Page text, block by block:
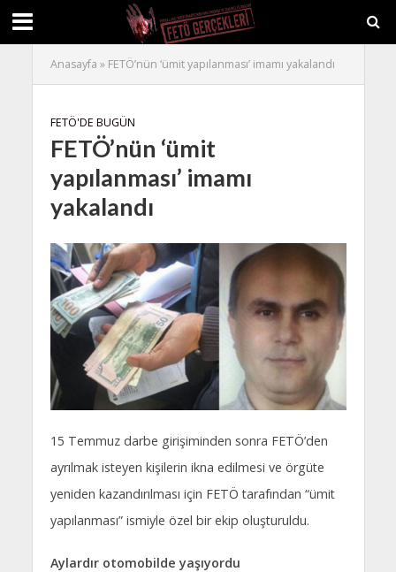
Anasayfa » FETÖ’nün ‘ümit yapılanması’ imamı yakalandı
FETÖ'DE BUGÜN
FETÖ’nün ‘ümit
yapılanması’ imamı
yakalandı
15 Temmuz darbe girişiminden sonra FETÖ’den
ayrılmak isteyen kişilerin ikna edilmesi ve örgüte
yeniden kazandırılması için FETÖ tarafından “ümit
yapılanması” ismiyle özel bir ekip oluşturuldu.
Aylardır otomobilde yaşıyordu